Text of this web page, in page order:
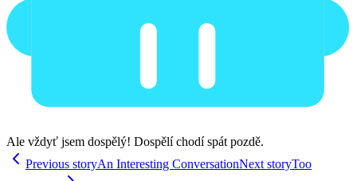
Ale vždyť jsem dospělý! Dospělí chodí spát pozdě.
Previous storyAn Interesting ConversationNext storyToo